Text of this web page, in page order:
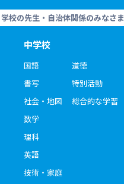
学校の先生・自治体関係のみなさま
中学校
国語
書写
社会・地図
数学
理科
英語
技術・家庭
道徳
特別活動
総合的な学習